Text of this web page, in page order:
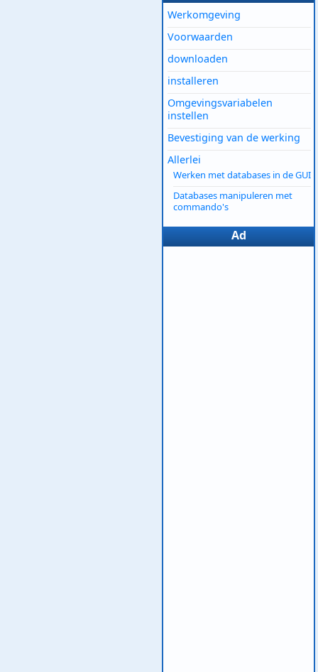
Werkomgeving
Voorwaarden
downloaden
installeren
Omgevingsvariabelen
instellen
Bevestiging van de werking
Allerlei
Werken met databases in de GUI
Databases manipuleren met
commando's
Ad